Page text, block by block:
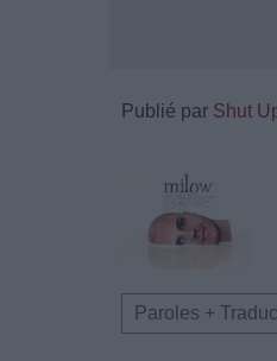
Publié par Shut
Paroles +